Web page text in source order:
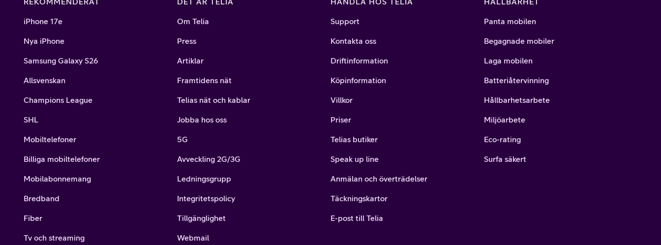
iPhone 17e
Nya iPhone
Samsung Galaxy S26
Allsvenskan
Champions League
SHL
Mobiltelefoner
Billiga mobiltelefoner
Mobilabonnemang
Bredband
Fiber
Tv och streaming
Om Telia
Press
Artiklar
Framtidens nät
Telias nät och kablar
Jobba hos oss
5G
Avveckling 2G/3G
Ledningsgrupp
Integritetspolicy
Tillgänglighet
Webmail
Support
Kontakta oss
Driftinformation
Köpinformation
Villkor
Priser
Telias butiker
Speak up line
Anmälan och överträdelser
Täckningskartor
E-post till Telia
Panta mobilen
Begagnade mobiler
Laga mobilen
Batteriåtervinning
Hållbarhetsarbete
Miljöarbete
Eco-rating
Surfa säkert